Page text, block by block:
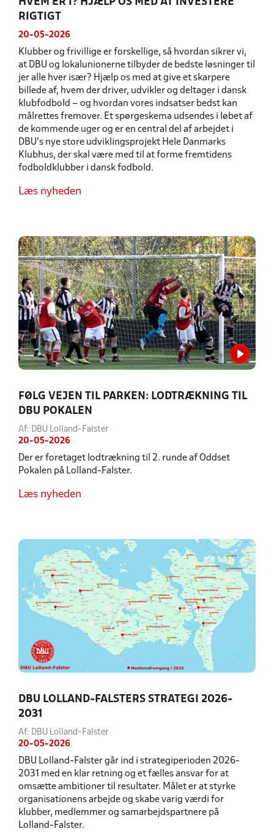
RIGTIGT
20-05-2026
Klubber og frivillige er forskellige, så hvordan sikrer vi,
at DBU og lokalunionerne tilbyder de bedste løsninger til
jer alle hver især? Hjælp os med at give et skarpere
billede af, hvem der driver, udvikler og deltager i dansk
klubfodbold – og hvordan vores indsatser bedst kan
målrettes fremover. Et spørgeskema udsendes i løbet af
de kommende uger og er en central del af arbejdet i
DBU’s nye store udviklingsprojekt Hele Danmarks
Klubhus, der skal være med til at forme fremtidens
fodboldklubber i dansk fodbold.
Læs nyheden
FØLG VEJEN TIL PARKEN: LODTRÆKNING TIL
DBU POKALEN
Af: DBU Lolland-Falster
20-05-2026
Der er foretaget lodtrækning til 2. runde af Oddset
Pokalen på Lolland-Falster.
Læs nyheden
DBU LOLLAND-FALSTERS STRATEGI 2026-
2031
Af: DBU Lolland-Falster
20-05-2026
DBU Lolland-Falster går ind i strategiperioden 2026-
2031 med en klar retning og et fælles ansvar for at
omsætte ambitioner til resultater. Målet er at styrke
organisationens arbejde og skabe varig værdi for
klubber, medlemmer og samarbejdspartnere på
Lolland-Falster.